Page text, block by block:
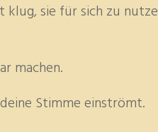
sie für sich zu
machen.
Stimme einströmt.